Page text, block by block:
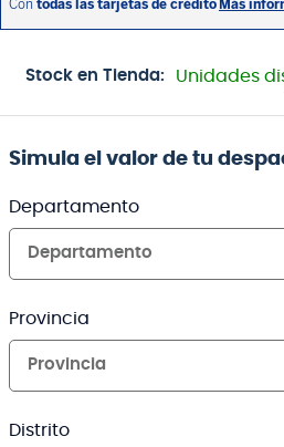
Stock en Tienda: Unidades
Simula el valor de tu
Departamento
Departamento
Provincia
Provincia
Distrito